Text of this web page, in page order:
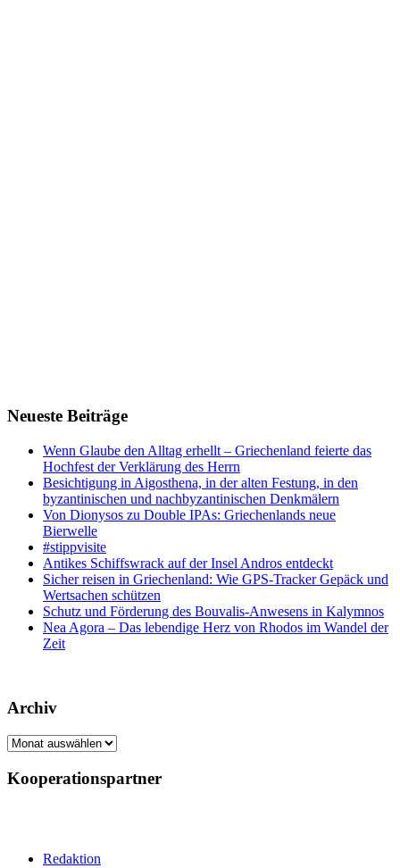
Neueste Beiträge
Wenn Glaube den Alltag erhellt – Griechenland feierte das
Hochfest der Verklärung des Herrn
Besichtigung in Aigosthena, in der alten Festung, in den
byzantinischen und nachbyzantinischen Denkmälern
Von Dionysos zu Double IPAs: Griechenlands neue
Bierwelle
#stippvisite
Antikes Schiffswrack auf der Insel Andros entdeckt
Sicher reisen in Griechenland: Wie GPS-Tracker Gepäck und
Wertsachen schützen
Schutz und Förderung des Bouvalis-Anwesens in Kalymnos
Nea Agora – Das lebendige Herz von Rhodos im Wandel der
Zeit
Archiv
Archiv
Kooperationspartner
Redaktion